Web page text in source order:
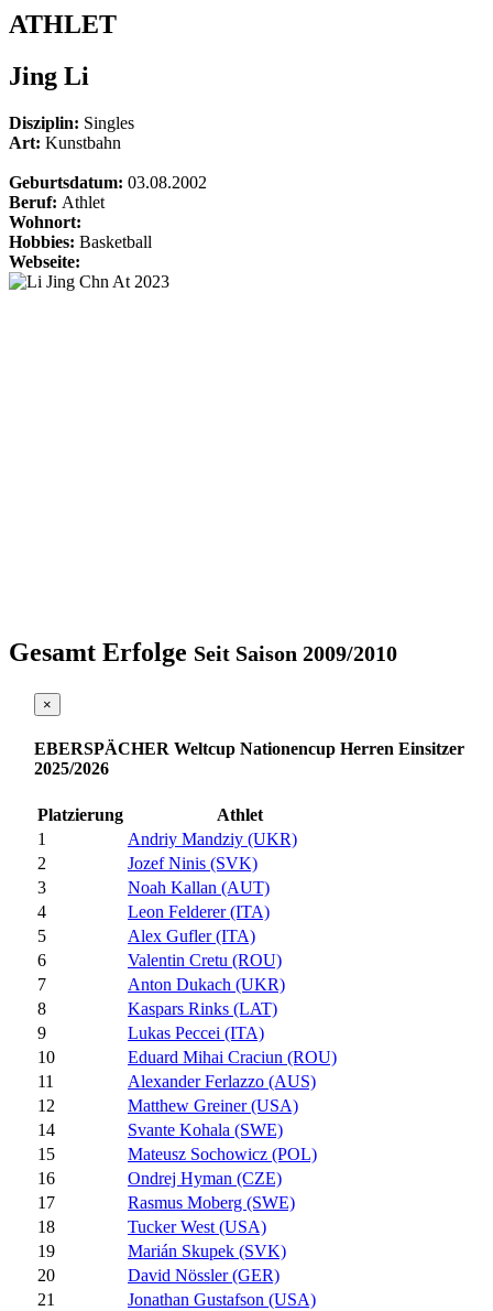
ATHLET
Jing Li
Disziplin: Singles
Art: Kunstbahn
Geburtsdatum: 03.08.2002
Beruf: Athlet
Wohnort:
Hobbies: Basketball
Webseite:
Gesamt Erfolge Seit Saison 2009/2010
×
EBERSPÄCHER Weltcup Nationencup Herren Einsitzer
2025/2026
Platzierung
Athlet
1
Andriy Mandziy (UKR)
2
Jozef Ninis (SVK)
3
Noah Kallan (AUT)
4
Leon Felderer (ITA)
5
Alex Gufler (ITA)
6
Valentin Cretu (ROU)
7
Anton Dukach (UKR)
8
Kaspars Rinks (LAT)
9
Lukas Peccei (ITA)
10
Eduard Mihai Craciun (ROU)
11
Alexander Ferlazzo (AUS)
12
Matthew Greiner (USA)
14
Svante Kohala (SWE)
15
Mateusz Sochowicz (POL)
16
Ondrej Hyman (CZE)
17
Rasmus Moberg (SWE)
18
Tucker West (USA)
19
Marián Skupek (SVK)
20
David Nössler (GER)
21
Jonathan Gustafson (USA)